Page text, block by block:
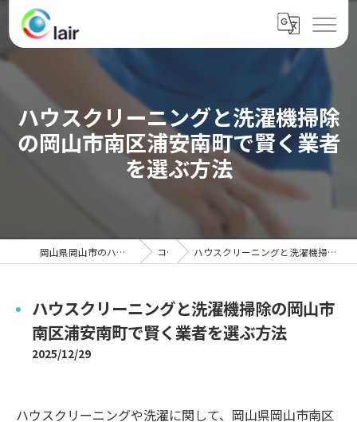
ハウスクリーニングと洗濯機掃除
の岡山市南区浦安南町で賢く業者
を選ぶ方法
岡山県岡山市のハウスクリーニングならクレール コラム ハウスクリーニングと洗濯機掃除の岡山市南区浦安南町で賢く業者を選ぶ方法
ハウスクリーニングと洗濯機掃除の岡山市
南区浦安南町で賢く業者を選ぶ方法
2025/12/29
ハウスクリーニングや洗濯に関して、岡山県岡山市南区